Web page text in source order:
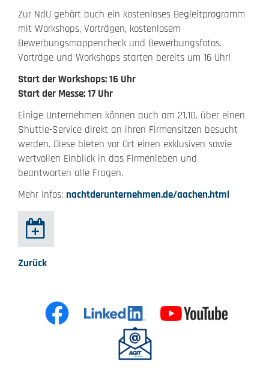
Zur NdU gehört auch ein kostenloses Begleitprogramm
mit Workshops, Vorträgen, kostenlosem
Bewerbungsmappencheck und Bewerbungsfotos.
Vorträge und Workshops starten bereits um 16 Uhr!
Start der Workshops: 16 Uhr
Start der Messe: 17 Uhr
Einige Unternehmen können auch am 21.10. über einen
Shuttle-Service direkt an ihren Firmensitzen besucht
werden. Diese bieten vor Ort einen exklusiven sowie
wertvollen Einblick in das Firmenleben und
beantworten alle Fragen.
Mehr Infos: nachtderunternehmen.de/aachen.html
Zurück